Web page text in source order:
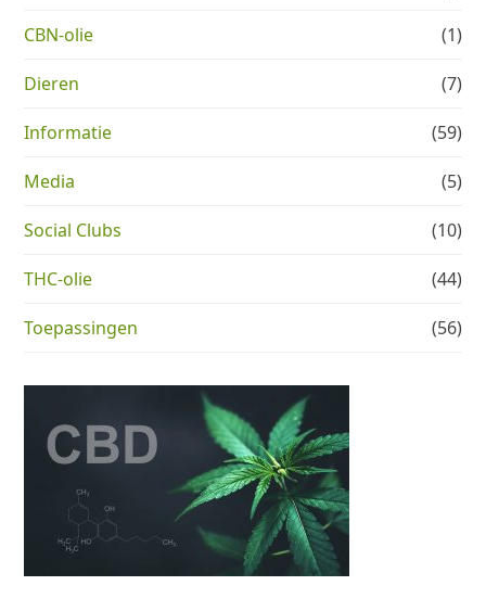
CBN-olie (1)
Dieren (7)
Informatie (59)
Media (5)
Social Clubs (10)
THC-olie (44)
Toepassingen (56)